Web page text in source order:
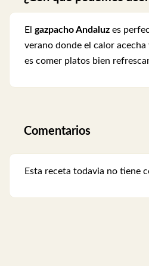
El gazpacho Andaluz es
verano donde el calor
es comer platos bien
Comentarios
Esta receta todavia no tiene